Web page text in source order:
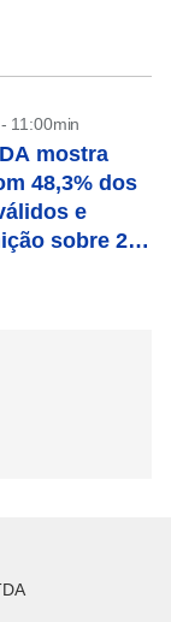
11:00min
mostra
48,3% dos
e
sobre 2º